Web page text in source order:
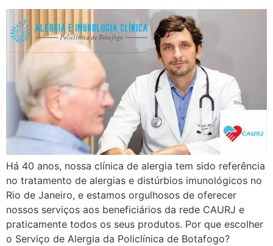
Há 40 anos, nossa clínica de alergia tem sido referência
no tratamento de alergias e distúrbios imunológicos no
Rio de Janeiro, e estamos orgulhosos de oferecer
nossos serviços aos beneficiários da rede CAURJ e
praticamente todos os seus produtos. Por que escolher
o Serviço de Alergia da Policlínica de Botafogo?